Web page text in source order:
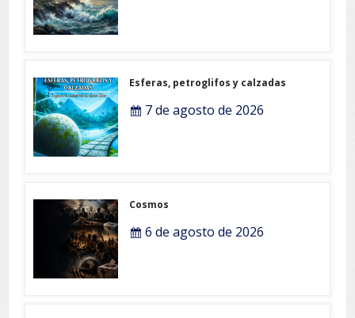
Esferas, petroglifos y calzadas
7 de agosto de 2026
Cosmos
6 de agosto de 2026